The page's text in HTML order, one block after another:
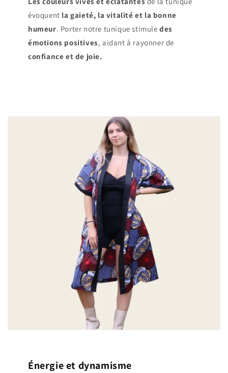
évoquent la gaieté, la vitalité et la bonne
humeur. Porter notre tunique stimuledes
émotions positives, aidant à rayonner de
confiance et de joie.
Énergie et dynamisme